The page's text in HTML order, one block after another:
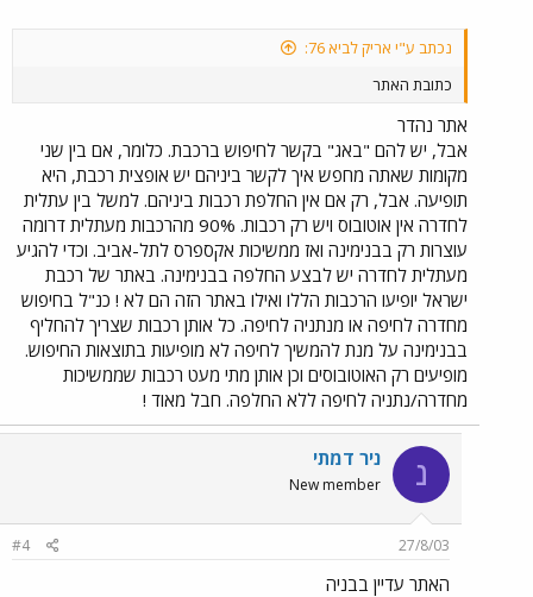
נכתב ע"י אריק לביא 76:
כתובת האתר
אתר נהדר
אבל, יש להם "באג" בקשר לחיפוש ברכבת. כלומר, אם בין שני
מקומות שאתה מחפש איך לקשר ביניהם יש אופצית רכבת, היא
תופיעה. אבל, רק אם אין החלפת רכבות ביניהם. למשל בין עתלית
לחדרה אין אוטובוס ויש רק רכבות. 90% מהרכבות מעתלית דרומה
עוצרות רק בבנימינה ואז ממשיכות אקספרס לתל-אביב. וכדי להגיע
מעתלית לחדרה יש לבצע החלפה בבנימינה. באתר של רכבת
ישראל יופיעו הרכבות הללו ואילו באתר הזה הם לא ! כנ"ל בחיפוש
מחדרה לחיפה או מנתניה לחיפה. כל אותן רכבות שצריך להחליף
בבנימינה על מנת להמשיך לחיפה לא מופיעות בתוצאות החיפוש.
מופיעים רק האוטובוסים וכן אותן מתי מעט רכבות שממשיכות
מחדרה/נתניה לחיפה ללא החלפה. חבל מאוד !
נ ניר דמתי
New member
27/8/03
#4
האתר עדיין בבניה